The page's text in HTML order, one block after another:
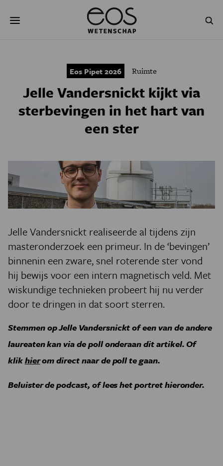
naar
GEZONDHEID
NATUURWETENSCHAPPEN GESCHIEDENIS
JONGE UITDAGERS
Eos Pipet 2026 Ruimte
Jelle Vandersnickt kijkt via
sterbevingen in het hart van
een ster
Jelle Vandersnickt realiseerde al tijdens zijn
masteronderzoek een primeur. In de ‘bevingen’
binnenin een zware, snel roterende ster vond
hij bewijs voor een intern magnetisch veld. Met
wiskundige technieken probeert hij nu verder
door te dringen in dat soort sterren.
Stemmen op Jelle Vandersnickt of een van de andere
laureaten kan via de poll onderaan dit artikel. Of
klikhierom direct naar de poll te gaan.
Beluister de podcast, of lees het portret hieronder.